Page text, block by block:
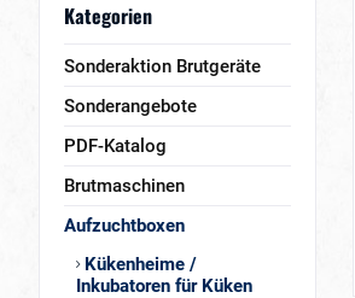
Kategorien
Sonderaktion Brutgeräte
Sonderangebote
PDF-Katalog
Brutmaschinen
Aufzuchtboxen
Kükenheime /
Inkubatoren für Küken